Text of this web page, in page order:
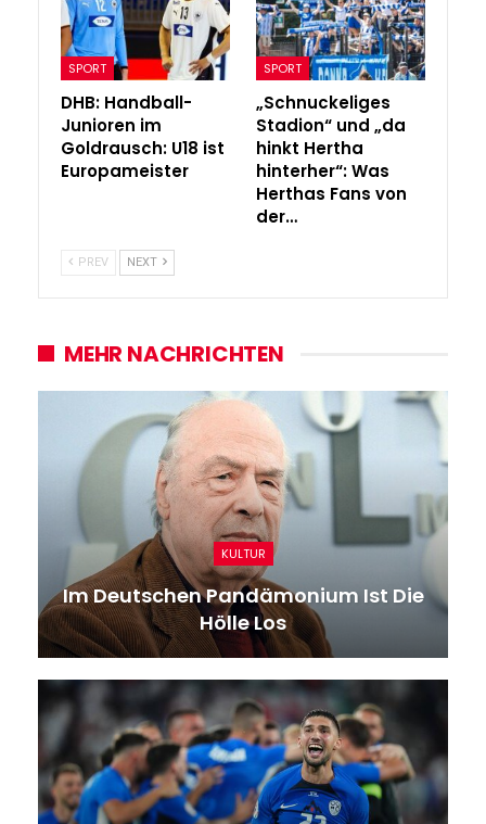
SPORT
DHB: Handball-
Junioren im
Goldrausch: U18 ist
Europameister
SPORT
„Schnuckeliges
Stadion“ und „da
hinkt Hertha
hinterher“: Was
Herthas Fans von
der…
PREV NEXT
MEHR NACHRICHTEN
KULTUR
Im Deutschen Pandämonium Ist Die
Hölle Los